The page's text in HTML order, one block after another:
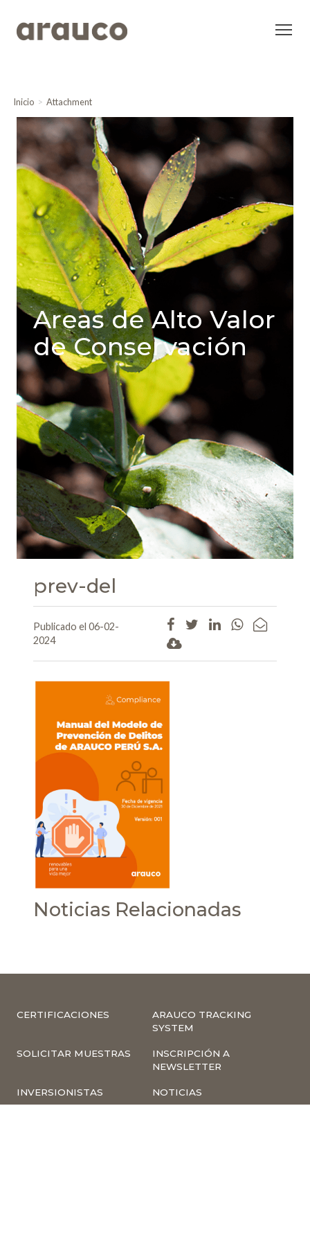
Inicio Attachment
Areas de Alto Valor
de Conservación
prev-del
Publicado el 06-02-
2024
Noticias Relacionadas
CERTIFICACIONES
ARAUCO TRACKING
SYSTEM
SOLICITAR MUESTRAS
INSCRIPCIÓN A
NEWSLETTER
INVERSIONISTAS NOTICIAS